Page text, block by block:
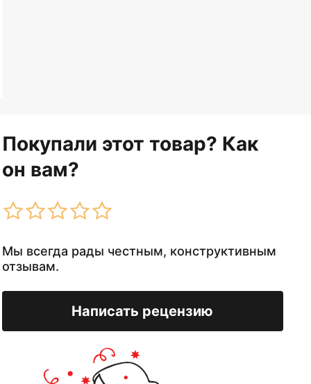
Покупали этот товар? Как
он вам?
Мы всегда рады честным, конструктивным
отзывам.
Написать рецензию